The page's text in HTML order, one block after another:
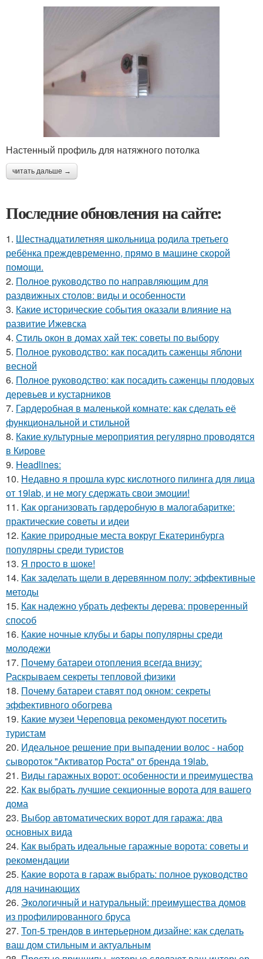
Настенный профиль для натяжного потолка
читать дальше →
Последние обновления на сайте:
1. Шестнадцатилетняя школьница родила третьего
ребёнка преждевременно, прямо в машине скорой
помощи.
2. Полное руководство по направляющим для
раздвижных столов: виды и особенности
3. Какие исторические события оказали влияние на
развитие Ижевска
4. Стиль окон в домах хай тек: советы по выбору
5. Полное руководство: как посадить саженцы яблони
весной
6. Полное руководство: как посадить саженцы плодовых
деревьев и кустарников
7. Гардеробная в маленькой комнате: как сделать её
функциональной и стильной
8. Какие культурные мероприятия регулярно проводятся
в Кирове
9. Headlines:
10. Недавно я прошла курс кислотного пилинга для лица
от 19lab, и не могу сдержать свои эмоции!
11. Как организовать гардеробную в малогабаритке:
практические советы и идеи
12. Какие природные места вокруг Екатеринбурга
популярны среди туристов
13. Я просто в шоке!
14. Как заделать щели в деревянном полу: эффективные
методы
15. Как надежно убрать дефекты дерева: проверенный
способ
16. Какие ночные клубы и бары популярны среди
молодежи
17. Почему батареи отопления всегда внизу:
Раскрываем секреты тепловой физики
18. Почему батареи ставят под окном: секреты
эффективного обогрева
19. Какие музеи Череповца рекомендуют посетить
туристам
20. Идеальное решение при выпадении волос - набор
сывороток "Активатор Роста" от бренда 19lab.
21. Виды гаражных ворот: особенности и преимущества
22. Как выбрать лучшие секционные ворота для вашего
дома
23. Выбор автоматических ворот для гаража: два
основных вида
24. Как выбрать идеальные гаражные ворота: советы и
рекомендации
25. Какие ворота в гараж выбрать: полное руководство
для начинающих
26. Экологичный и натуральный: преимущества домов
из профилированного бруса
27. Топ-5 трендов в интерьерном дизайне: как сделать
ваш дом стильным и актуальным